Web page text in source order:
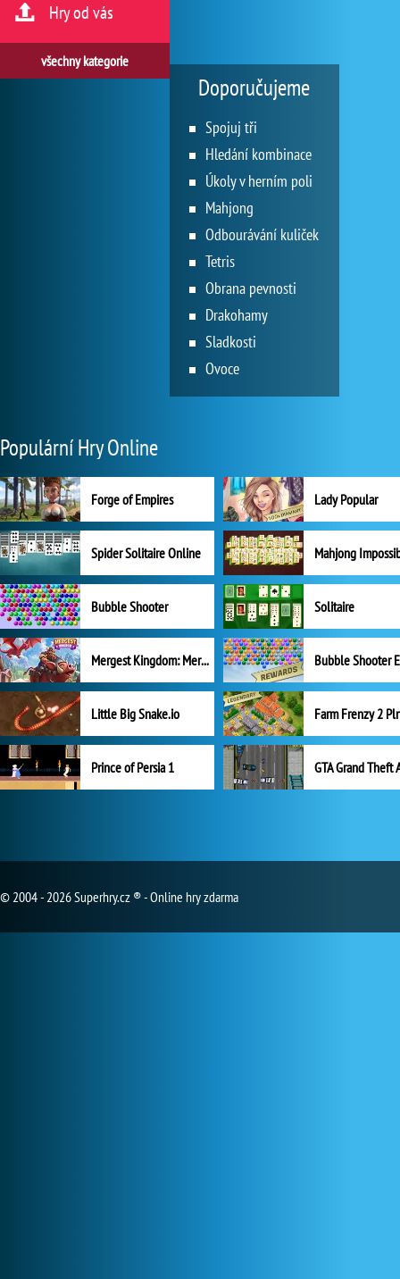
Hry od vás
všechny kategorie
Doporučujeme
Spojuj tři
Hledání kombinace
Úkoly v herním poli
Mahjong
Odbourávání kuliček
Tetris
Obrana pevnosti
Drakohamy
Sladkosti
Ovoce
Populární Hry Online
Forge of Empires Lady Popular
Spider Solitaire Online Mahjong
Bubble Shooter Solitaire
Mergest Kingdom: Merge Puzzle
Little Big Snake.io
Prince of Persia 1 GTA Grand Theft
© 2004 - 2026 Superhry.cz ® - Online hry zdarma